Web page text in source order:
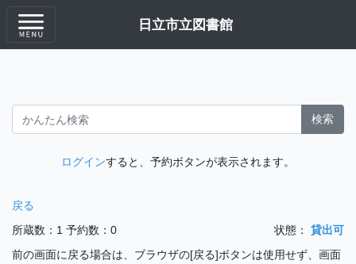
日立市立図書館
検索
ログインすると、予約ボタンが表示されます。
戻る
所蔵数：1 予約数：0 状態：
貸出可
前の画面に戻る場合は、ブラウザの[戻る]ボタンは使用せず、画面